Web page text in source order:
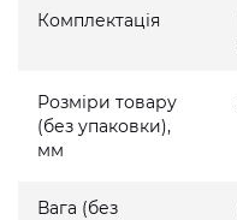
Комплектація
Розміри товару
(без упаковки),
мм
Вага (без